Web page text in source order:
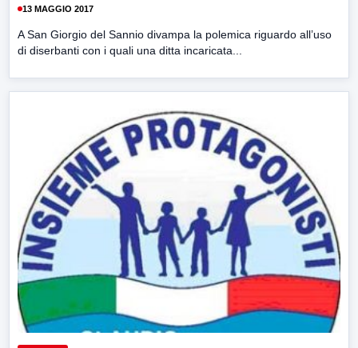
13 MAGGIO 2017
A San Giorgio del Sannio divampa la polemica riguardo all’uso
di diserbanti con i quali una ditta incaricata...